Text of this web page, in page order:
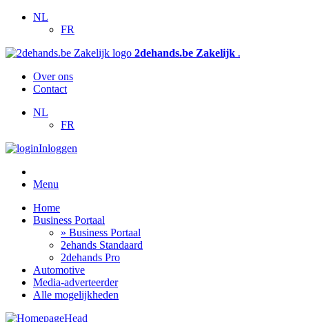
NL
FR
2dehands.be Zakelijk .
Over ons
Contact
NL
FR
Inloggen
Menu
Home
Business Portaal
» Business Portaal
2ehands Standaard
2dehands Pro
Automotive
Media-adverteerder
Alle mogelijkheden